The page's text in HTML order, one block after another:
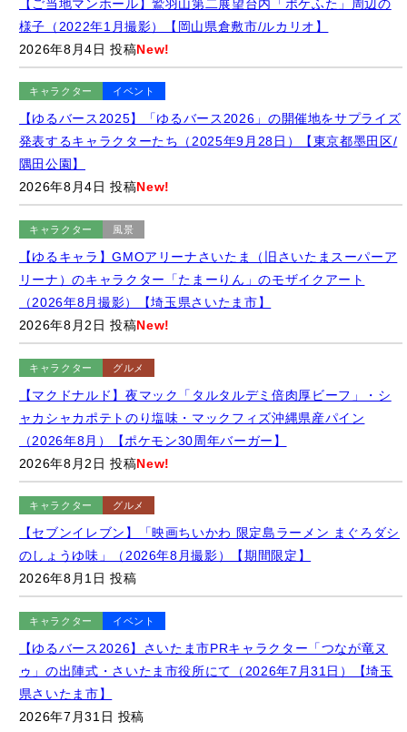
（2026年8月）【ポケモン30周年バーガー】
2026年8月2日 投稿New!
【セブンイレブン】「映画ちいかわ 限定島ラーメン まぐろダシ
のしょうゆ味」（2026年8月撮影）【期間限定】
2026年8月1日 投稿
キャラクター イベント
【ゆるバース2026】さいたま市PRキャラクター「つなが竜ヌ
ゥ」の出陣式・さいたま市役所にて（2026年7月31日）【埼玉
県さいたま市】
2026年7月31日 投稿
キャラクター グルメ
【セブンイレブン】東京都東村山市のご当地グルメ「東村山黒
焼そば」（2026年7月）【東京都・埼玉県限定】
2026年7月31日 投稿
グルメ
【松のや】「鬼おろしポン酢ロースかつ丼ミニうどんセット」
（2026年7月）【期間限定】
2026年7月31日 投稿
グルメ
【山田うどん食堂】土日祝限定の「まるごと山田セット」（現
「超得山田セット」）（2023年5月撮影）
2026年7月27日 投稿